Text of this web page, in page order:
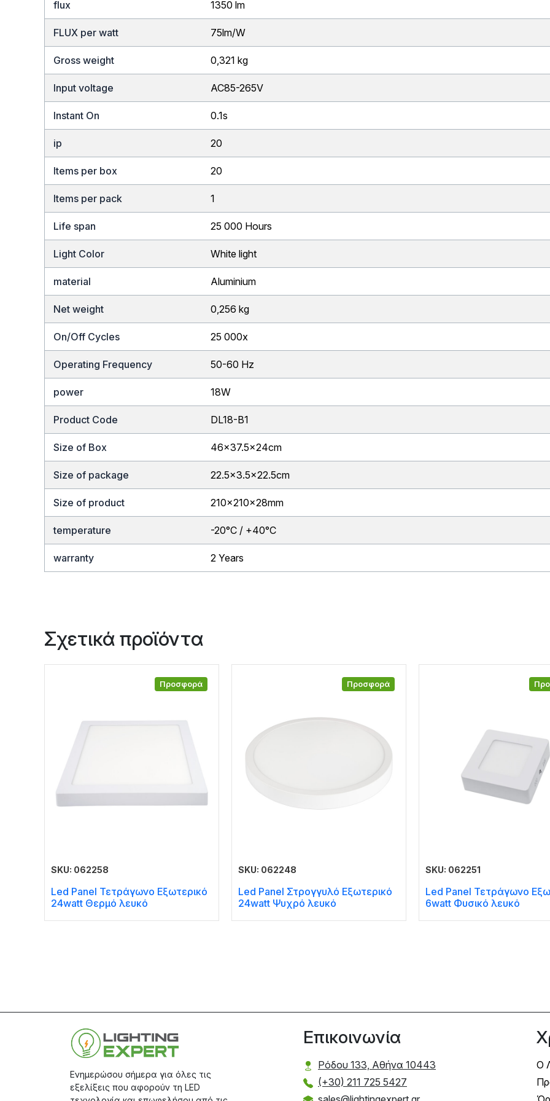
flux 1350 lm
FLUX per watt 75lm/W
Gross weight 0,321 kg
Input voltage AC85-265V
Instant On 0.1s
ip 20
Items per box 20
Items per pack 1
Life span 25 000 Hours
Light Color White light
material Aluminium
Net weight 0,256 kg
On/Off Cycles 25 000x
Operating Frequency 50-60 Hz
power 18W
Product Code DL18-B1
Size of Box 46×37.5x24cm
Size of package 22.5×3.5×22.5cm
Size of product 210x210x28mm
temperature -20°C / +40°C
warranty 2 Years
Σχετικά προϊόντα
Προσφορά
SKU: 062258
Led Panel Τετράγωνο Εξωτερικό
24watt Θερμό λευκό
Προσφορά
SKU: 062248
Led Panel Στρογγυλό Εξωτερικό
24watt Ψυχρό λευκό
SKU: 062251
Led Panel Τετράγωνο
6watt Φυσικό λευκό
Ενημερώσου σήμερα για όλες τις
εξελίξεις που αφορούν τη LED
Επικοινωνία
Ρόδου 133, Αθήνα 10443
(+30) 211 725 5427
Ο